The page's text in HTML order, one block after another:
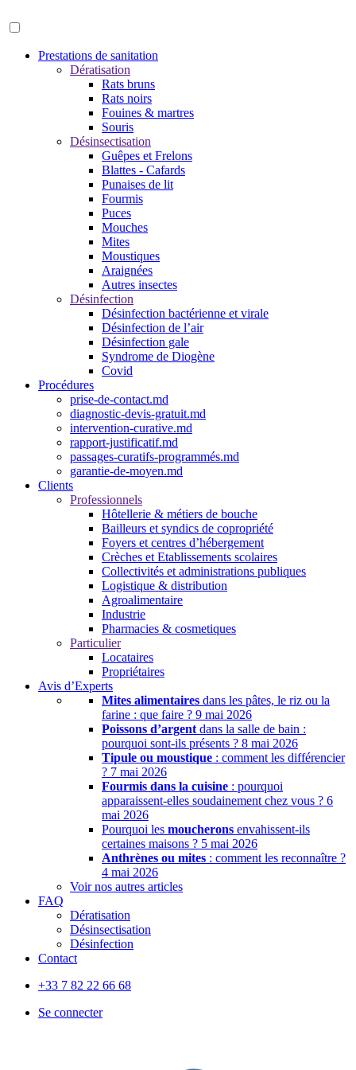
Prestations de sanitation
Dératisation
Rats bruns
Rats noirs
Fouines & martres
Souris
Désinsectisation
Guêpes et Frelons
Blattes - Cafards
Punaises de lit
Fourmis
Puces
Mouches
Mites
Moustiques
Araignées
Autres insectes
Désinfection
Désinfection bactérienne et virale
Désinfection de l’air
Désinfection gale
Syndrome de Diogène
Covid
Procédures
prise-de-contact.md
diagnostic-devis-gratuit.md
intervention-curative.md
rapport-justificatif.md
passages-curatifs-programmés.md
garantie-de-moyen.md
Clients
Professionnels
Hôtellerie & métiers de bouche
Bailleurs et syndics de copropriété
Foyers et centres d’hébergement
Crèches et Etablissements scolaires
Collectivités et administrations publiques
Logistique & distribution
Agroalimentaire
Industrie
Pharmacies & cosmetiques
Particulier
Locataires
Propriétaires
Avis d’Experts
Mites alimentaires dans les pâtes, le riz ou la
farine : que faire ? 9 mai 2026
Poissons d’argent dans la salle de bain :
pourquoi sont-ils présents ? 8 mai 2026
Tipule ou moustique : comment les différencier
? 7 mai 2026
Fourmis dans la cuisine : pourquoi
apparaissent-elles soudainement chez vous ? 6
mai 2026
Pourquoi les moucherons envahissent-ils
certaines maisons ? 5 mai 2026
Anthrènes ou mites : comment les reconnaître ?
4 mai 2026
Voir nos autres articles
FAQ
Dératisation
Désinsectisation
Désinfection
Contact
+33 7 82 22 66 68
Se connecter